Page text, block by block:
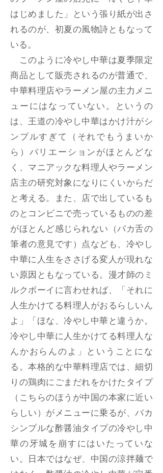
はじめました」という張り紙が出さ
れるのが、初夏の風物詩ともなって
いる。
このように冷やし中華は夏季限定
商品として販売されるのが普通で、
中華料理店やラーメン屋の主力メニ
ューにはなっていない。というの
は、王道の冷やし中華はかけ汁がシ
ンプルすぎて（それでもうまいか
ら）バリエーションがほとんどな
く、マニアックな料理人やラーメン
店主の研究対象になりにくいからだ
と考える。また、店で出しているも
のとコンビニで売っているものの差
がほとんど感じられない（バカ舌の
筆者の意見です）点なども、冷やし
中華に人生をささげる変人が現れな
い原因ともなっている。漫才師のミ
ルクボーイに言わせれば、「それに
人生かけてる料理人がおるらしいん
よ」「ほな、冷やし中華と違うか。
冷やし中華に人生かけてる料理人な
んかおらんのよ」ということにな
る。本格的な中華料理店では、細切
りの鶏肉にごまだれをかけたタイプ
（こちらのほうが中国の本家に近い
らしい）がメニューに乗るが、バカ
シンプルな酢醤油タイプの冷やし中
華の牙城を崩すにはいたっていな
い。日本ではなぜ、中国の涼拌麺で